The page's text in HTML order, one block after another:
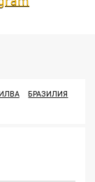
БРАЗИЛИЯ